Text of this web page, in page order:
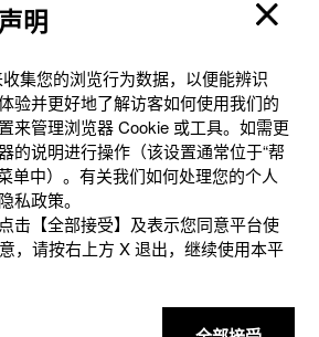
社交媒体
明
集您的浏览⾏为数据，以便能辨识
验并更好地了解访客如何使⽤我们的
来管理浏览器 Cookie 或⼯具。如需更
的说明进⾏操作（该设置通常位于“帮
菜单中）。有关我们如何处理您的个⼈
私政策。
击【全部接受】及表示您同意平台使
，请按右上⽅ X 退出，继续使⽤本平